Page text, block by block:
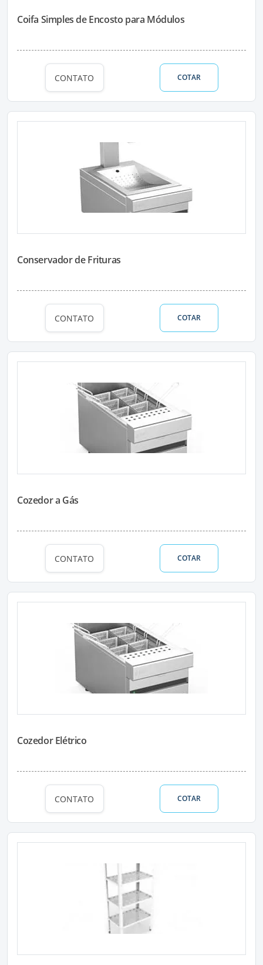
Coifa Simples de Encosto para Módulos
CONTATO COTAR
Conservador de Frituras
CONTATO COTAR
Cozedor a Gás
CONTATO COTAR
Cozedor Elétrico
CONTATO COTAR